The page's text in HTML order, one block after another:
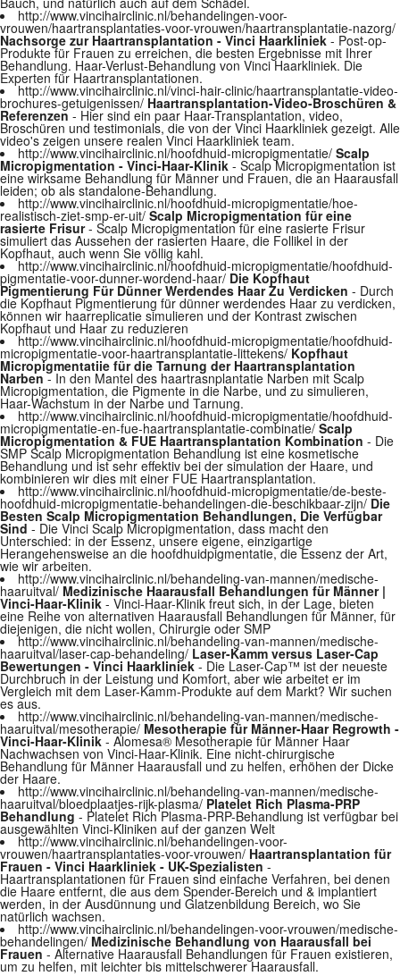
http://www.vincihairclinic.nl/behandelingen-voor-
vrouwen/haartransplantaties-voor-vrouwen/haartransplantatie-nazorg/
Nachsorge zur Haartransplantation - Vinci Haarkliniek - Post-op-
Produkte für Frauen zu erreichen, die besten Ergebnisse mit Ihrer
Behandlung. Haar-Verlust-Behandlung von Vinci Haarkliniek. Die
Experten für Haartransplantationen.
http://www.vincihairclinic.nl/vinci-hair-clinic/haartransplantatie-video-
brochures-getuigenissen/ Haartransplantation-Video-Broschüren &
Referenzen - Hier sind ein paar Haar-Transplantation, video,
Broschüren und testimonials, die von der Vinci Haarkliniek gezeigt. Alle
video's zeigen unsere realen Vinci Haarkliniek team.
http://www.vincihairclinic.nl/hoofdhuid-micropigmentatie/ Scalp
Micropigmentation - Vinci-Haar-Klinik - Scalp Micropigmentation ist
eine wirksame Behandlung für Männer und Frauen, die an Haarausfall
leiden; ob als standalone-Behandlung.
http://www.vincihairclinic.nl/hoofdhuid-micropigmentatie/hoe-
realistisch-ziet-smp-er-uit/ Scalp Micropigmentation für eine
rasierte Frisur- Scalp Micropigmentation für eine rasierte Frisur
simuliert das Aussehen der rasierten Haare, die Follikel in der
Kopfhaut, auch wenn Sie völlig kahl.
http://www.vincihairclinic.nl/hoofdhuid-micropigmentatie/hoofdhuid-
pigmentatie-voor-dunner-wordend-haar/ Die Kopfhaut
Pigmentierung Für Dünner Werdendes Haar Zu Verdicken - Durch
die Kopfhaut Pigmentierung für dünner werdendes Haar zu verdicken,
können wir haarreplicatie simulieren und der Kontrast zwischen
Kopfhaut und Haar zu reduzieren
http://www.vincihairclinic.nl/hoofdhuid-micropigmentatie/hoofdhuid-
micropigmentatie-voor-haartransplantatie-littekens/ Kopfhaut
Micropigmentatiie für die Tarnung der Haartransplantation
Narben- In den Mantel des haartrasnplantatie Narben mit Scalp
Micropigmentation, die Pigmente in die Narbe, und zu simulieren,
Haar-Wachstum in der Narbe und Tarnung.
http://www.vincihairclinic.nl/hoofdhuid-micropigmentatie/hoofdhuid-
micropigmentatie-en-fue-haartransplantatie-combinatie/ Scalp
Micropigmentation & FUE Haartransplantation Kombination - Die
SMP Scalp Micropigmentation Behandlung ist eine kosmetische
Behandlung und ist sehr effektiv bei der simulation der Haare, und
kombinieren wir dies mit einer FUE Haartransplantation.
http://www.vincihairclinic.nl/hoofdhuid-micropigmentatie/de-beste-
hoofdhuid-micropigmentatie-behandelingen-die-beschikbaar-zijn/ Die
Besten Scalp Micropigmentation Behandlungen, Die Verfügbar
Sind - Die Vinci Scalp Micropigmentation, dass macht den
Unterschied: in der Essenz, unsere eigene, einzigartige
Herangehensweise an die hoofdhuidpigmentatie, die Essenz der Art,
wie wir arbeiten.
http://www.vincihairclinic.nl/behandeling-van-mannen/medische-
haaruitval/ Medizinische Haarausfall Behandlungen für Männer |
Vinci-Haar-Klinik - Vinci-Haar-Klinik freut sich, in der Lage, bieten
eine Reihe von alternativen Haarausfall Behandlungen für Männer, für
diejenigen, die nicht wollen, Chirurgie oder SMP
http://www.vincihairclinic.nl/behandeling-van-mannen/medische-
haaruitval/laser-cap-behandeling/ Laser-Kamm versus Laser-Cap
Bewertungen - Vinci Haarkliniek - Die Laser-Cap™ ist der neueste
Durchbruch in der Leistung und Komfort, aber wie arbeitet er im
Vergleich mit dem Laser-Kamm-Produkte auf dem Markt? Wir suchen
es aus.
http://www.vincihairclinic.nl/behandeling-van-mannen/medische-
haaruitval/mesotherapie/ Mesotherapie für Männer-Haar Regrowth -
Vinci-Haar-Klinik - Alomesa® Mesotherapie für Männer Haar
Nachwachsen von Vinci-Haar-Klinik. Eine nicht-chirurgische
Behandlung für Männer Haarausfall und zu helfen, erhöhen der Dicke
der Haare.
http://www.vincihairclinic.nl/behandeling-van-mannen/medische-
haaruitval/bloedplaatjes-rijk-plasma/ Platelet Rich Plasma-PRP
Behandlung - Platelet Rich Plasma-PRP-Behandlung ist verfügbar bei
ausgewählten Vinci-Kliniken auf der ganzen Welt
http://www.vincihairclinic.nl/behandelingen-voor-
vrouwen/haartransplantaties-voor-vrouwen/ Haartransplantation für
Frauen - Vinci Haarkliniek - UK-Spezialisten -
Haartransplantationen für Frauen sind einfache Verfahren, bei denen
die Haare entfernt, die aus dem Spender-Bereich und & implantiert
werden, in der Ausdünnung und Glatzenbildung Bereich, wo Sie
natürlich wachsen.
http://www.vincihairclinic.nl/behandelingen-voor-vrouwen/medische-
behandelingen/ Medizinische Behandlung von Haarausfall bei
Frauen - Alternative Haarausfall Behandlungen für Frauen existieren,
um zu helfen, mit leichter bis mittelschwerer Haarausfall.